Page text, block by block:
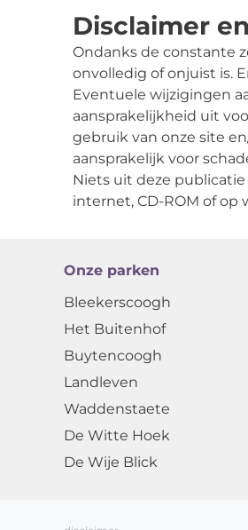
Disclaimer
Ondanks de constante
onvolledig of onjuist is.
Eventuele wijzigingen
aansprakelijkheid uit
gebruik van onze site
aansprakelijk voor
Niets uit deze
internet, CD-ROM of
Onze parken
Bleekerscoogh
Het Buitenhof
Buytencoogh
Landleven
Waddenstaete
De Witte Hoek
De Wije Blick